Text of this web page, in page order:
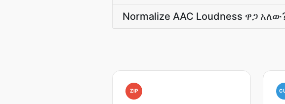
Normalize AAC Loudness ዋጋ
ZIP